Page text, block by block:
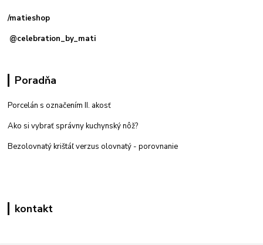
/matieshop
@celebration_by_mati
Poradňa
Porcelán s označením II. akosť
Ako si vybrať správny kuchynský nôž?
Bezolovnatý krištáľ verzus olovnatý - porovnanie
kontakt